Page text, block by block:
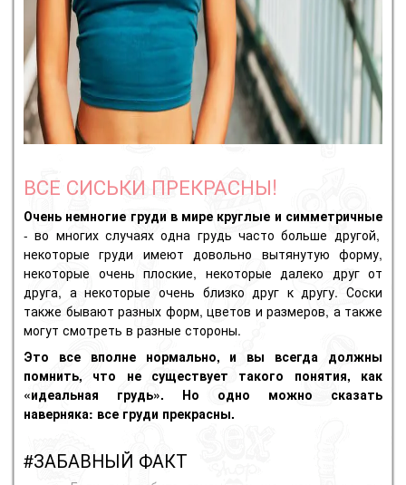
ВСЕ СИСЬКИ ПРЕКРАСНЫ!
Очень немногие груди в мире круглые и симметричные
- во многих случаях одна грудь часто больше другой,
некоторые груди имеют довольно вытянутую форму,
некоторые очень плоские, некоторые далеко друг от
друга, а некоторые очень близко друг к другу. Соски
также бывают разных форм, цветов и размеров, а также
могут смотреть в разные стороны.
Это все вполне нормально, и вы всегда должны
помнить, что не существует такого понятия, как
«идеальная грудь». Но одно можно сказать
наверняка: все груди прекрасны.
#ЗАБАВНЫЙ ФАКТ